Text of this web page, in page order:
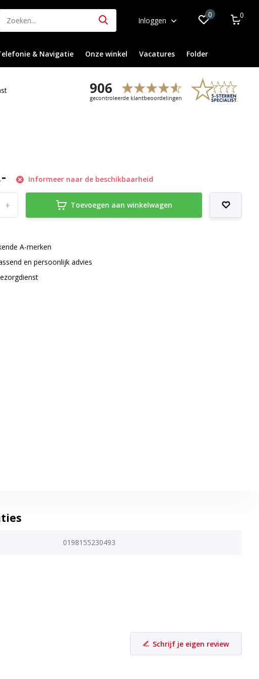
Inloggen
0 0
& Navigatie Onze winkel Vacatures Folder
Informeer naar de beschikbaarheid
+ Toevoegen aan winkelwagen
A-merken
en persoonlijk advies
0198155230493
Schrijf je eigen review